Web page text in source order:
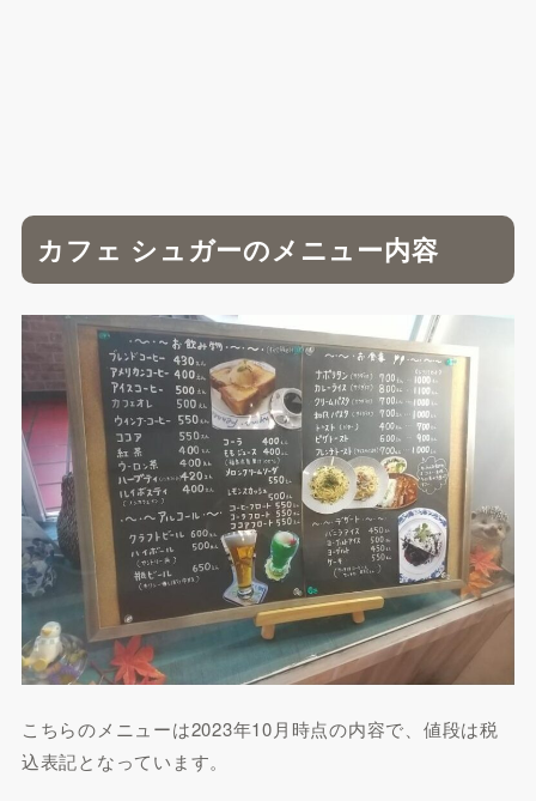
カフェ シュガーのメニュー内容
こちらのメニューは2023年10月時点の内容で、値段は税
込表記となっています。